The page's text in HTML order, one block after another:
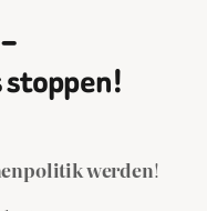
werden!